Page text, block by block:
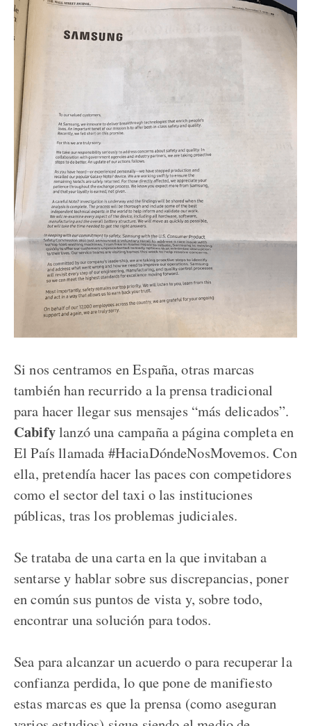
Si nos centramos en España, otras marcas
también han recurrido a la prensa tradicional
para hacer llegar sus mensajes “más delicados”.
Cabifylanzó una campaña a página completa en
El País llamada #HaciaDóndeNosMovemos. Con
ella, pretendía hacer las paces con competidores
como el sector del taxi o las instituciones
públicas, tras los problemas judiciales.
Se trataba de una carta en la que invitaban a
sentarse y hablar sobre sus discrepancias, poner
en común sus puntos de vista y, sobre todo,
encontrar una solución para todos.
Sea para alcanzar un acuerdo o para recuperar la
confianza perdida, lo que pone de manifiesto
estas marcas es que la prensa (como aseguran